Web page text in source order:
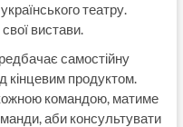
театру.
вистави.
самостійну
кінцевим продуктом.
командою, матиме
аби консультувати